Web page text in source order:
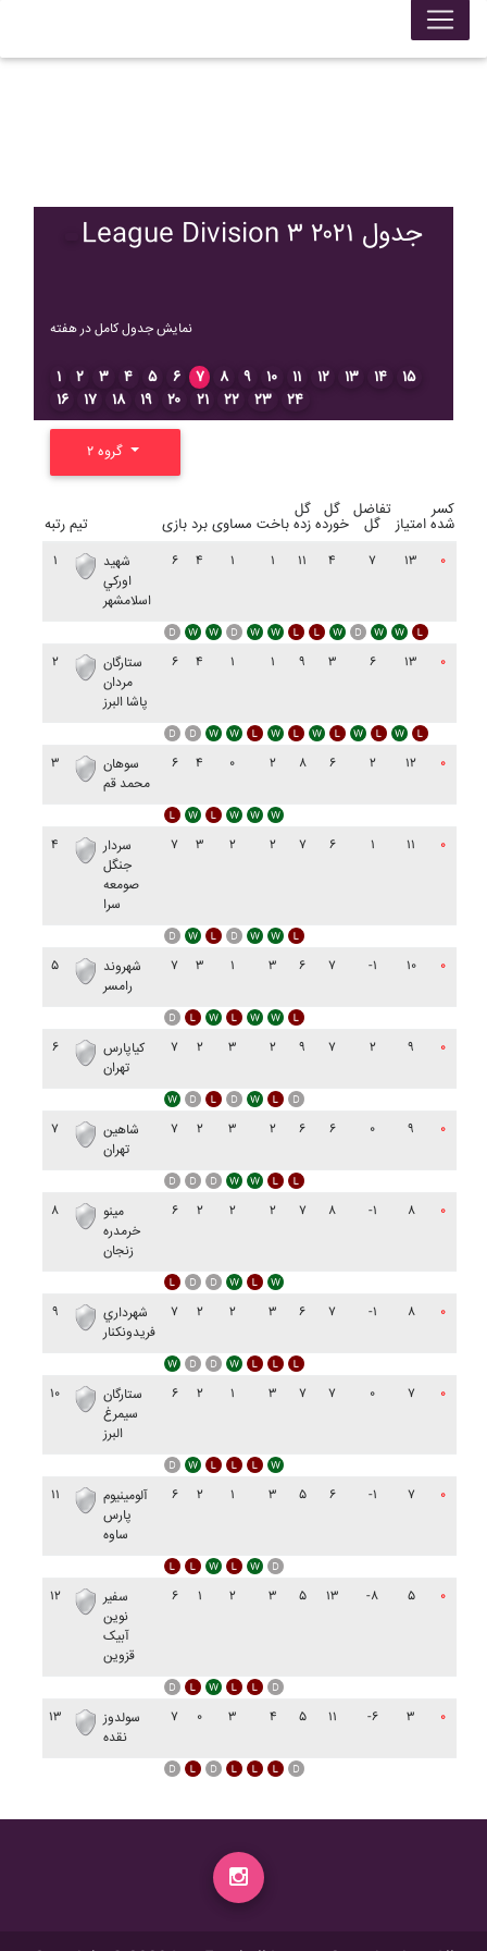
League Division ۳ ۲۰۲۱ جدول
نمایش جدول کامل در هفته
۱ ۲ ۳ ۴ ۵ ۶ ۷ ۸ ۹ ۱۰ ۱۱ ۱۲ ۱۳ ۱۴
۱۵
۱۶
۱۷ ۱۸ ۱۹ ۲۰ ۲۱ ۲۲ ۲۳ ۲۴
رتبه تیم بازی برد مساوی باخت
گل
زده
گل
خورده
تفاضل
گل امتیاز
کسر
شده
۱
شهيد
اورکي
اسلامشهر
۶ ۴ ۱ ۱ ۱۱ ۴ ۷ ۱۳ ۰
۲
ستارگان
مردان
پاشا البرز
۶ ۴ ۱ ۱ ۹ ۳ ۶ ۱۳ ۰
۳
سوهان
محمد قم
۶ ۴ ۰ ۲ ۸ ۶ ۲ ۱۲ ۰
۴
سردار
جنگل
صومعه
سرا
۷ ۳ ۲ ۲ ۷ ۶ ۱ ۱۱ ۰
۵
شهروند
رامسر
۷ ۳ ۱ ۳ ۶ ۷ -۱ ۱۰ ۰
۶
کياپارس
تهران
۷ ۲ ۳ ۲ ۹ ۷ ۲ ۹ ۰
۷
شاهين
تهران
۷ ۲ ۳ ۲ ۶ ۶ ۰ ۹ ۰
۸
مينو
خرمدره
زنجان
۶ ۲ ۲ ۲ ۷ ۸ -۱ ۸ ۰
۹
شهرداري
فريدونکنار
۷ ۲ ۲ ۳ ۶ ۷ -۱ ۸ ۰
۱۰
ستارگان
سيمرغ
البرز
۶ ۲ ۱ ۳ ۷ ۷ ۰ ۷ ۰
۱۱
آلومينيوم
پارس
ساوه
۶ ۲ ۱ ۳ ۵ ۶ -۱ ۷ ۰
۱۲
سفير
نوين
آبيک
قزوين
۶ ۱ ۲ ۳ ۵ ۱۳ -۸ ۵ ۰
۱۳
سولدوز
نقده
۷ ۰ ۳ ۴ ۵ ۱۱ -۶ ۳ ۰